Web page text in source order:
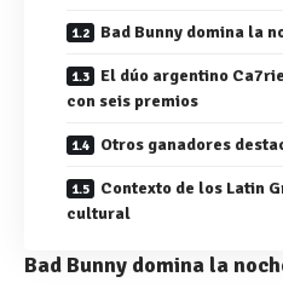
Bad Bunny domina la
El dúo argentino
con seis premios
Otros ganadores
Contexto de los Latin
cultural
Bad Bunny domina la